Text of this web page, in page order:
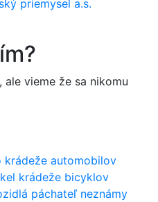
vieme že sa nikomu
krádeže automobilov
krádeže bicyklov
páchateľ neznámy